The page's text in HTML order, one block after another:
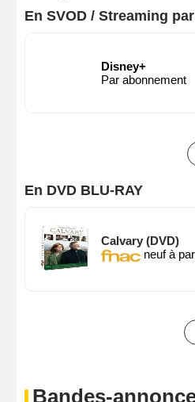
En SVOD / Streaming
Disney+
Par abonnement
En DVD BLU-RAY
Calvary (DVD)
neuf à
Bandes-